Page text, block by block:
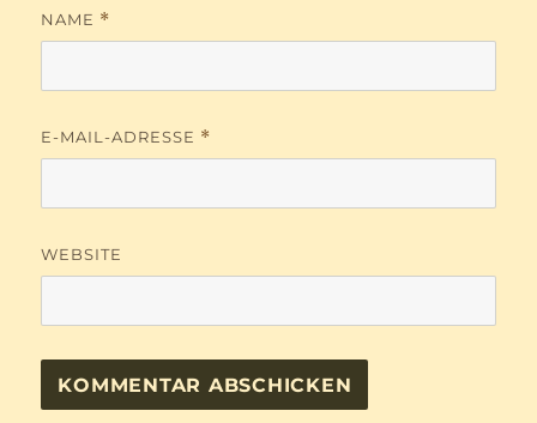
NAME *
E-MAIL-ADRESSE *
WEBSITE